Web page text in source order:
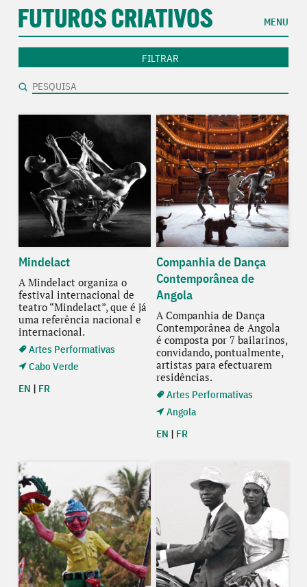
MENU
FILTRAR
Mindelact
A Mindelact organiza o
festival internacional de
teatro “Mindelact”, que é já
uma referência nacional e
internacional.
Artes Performativas
Cabo Verde
EN | FR
Companhia de Dança
Contemporânea de
Angola
A Companhia de Dança
Contemporânea de Angola
é composta por 7 bailarinos,
convidando, pontualmente,
artistas para efectuarem
residências.
Artes Performativas
Angola
EN | FR